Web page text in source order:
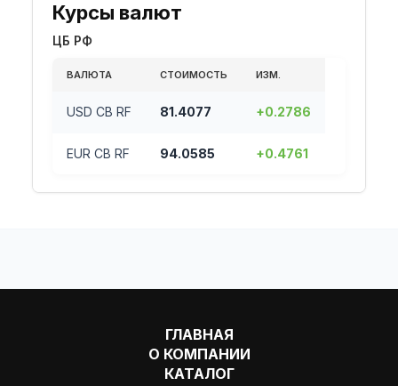
Курсы валют
ЦБ РФ
ВАЛЮТА СТОИМОСТЬ ИЗМ.
USD CB RF 81.4077 +0.2786
EUR CB RF 94.0585 +0.4761
ГЛАВНАЯ
О КОМПАНИИ
КАТАЛОГ